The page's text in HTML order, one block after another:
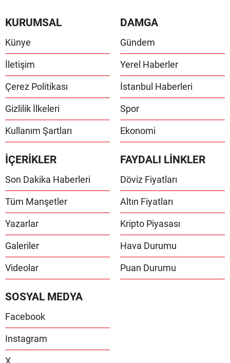
KURUMSAL
Künye
İletişim
Çerez Politikası
Gizlilik İlkeleri
Kullanım Şartları
DAMGA
Gündem
Yerel Haberler
İstanbul Haberleri
Spor
Ekonomi
İÇERİKLER
Son Dakika Haberleri
Tüm Manşetler
Yazarlar
Galeriler
Videolar
FAYDALI LİNKLER
Döviz Fiyatları
Altın Fiyatları
Kripto Piyasası
Hava Durumu
Puan Durumu
SOSYAL MEDYA
Facebook
Instagram
X